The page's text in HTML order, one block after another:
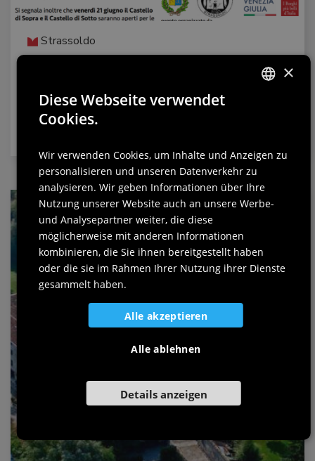
Strassoldo
Romantische Nacht in Strassoldo
Samstag, 22. Juni, Villa Vitas
GERMAN
SLOVENIAN
×
Diese Webseite verwendet
Cookies.
Wir verwenden Cookies, um Inhalte und Anzeigen zu
personalisieren und unseren Datenverkehr zu
analysieren. Wir geben Informationen über Ihre
Nutzung unserer Website auch an unsere Werbe-
und Analysepartner weiter, die diese
möglicherweise mit anderen Informationen
kombinieren, die Sie ihnen bereitgestellt haben
oder die sie im Rahmen Ihrer Nutzung ihrer Dienste
gesammelt haben.
Alle akzeptieren
Alle ablehnen
Details anzeigen